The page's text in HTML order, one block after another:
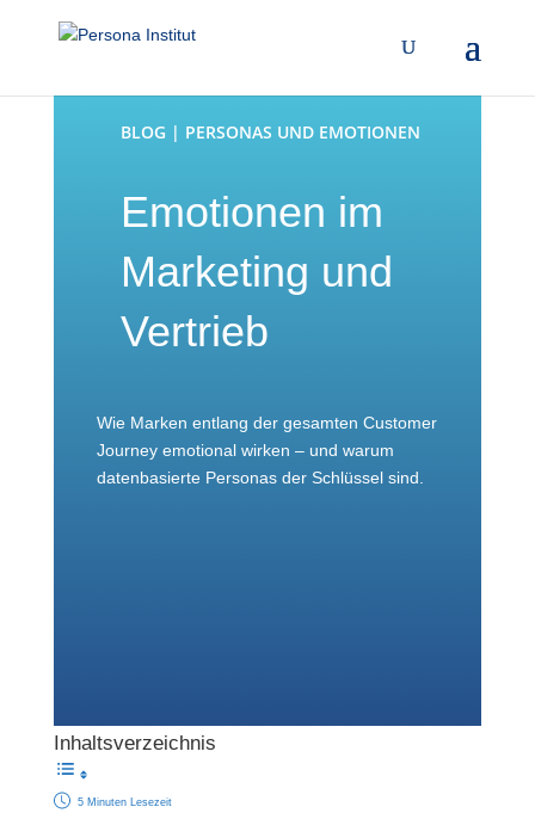
BLOG | PERSONAS UND EMOTIONEN
Emotionen im
Marketing und
Vertrieb
Wie Marken entlang der gesamten Customer
Journey emotional wirken – und warum
datenbasierte Personas der Schlüssel sind.
Inhaltsverzeichnis
5 Minuten Lesezeit